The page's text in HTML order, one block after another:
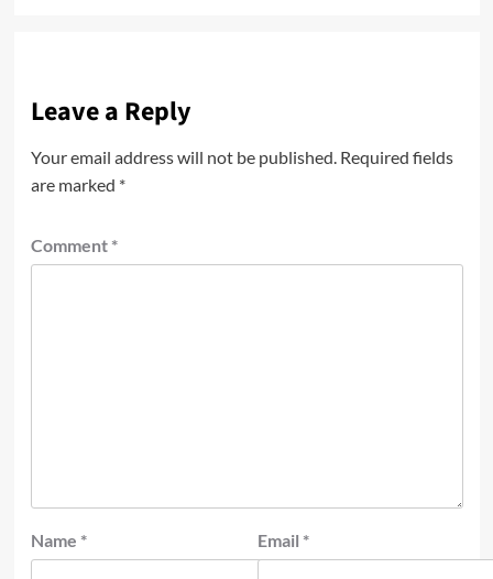
Leave a Reply
Your email address will not be published. Required fields
are marked *
Comment *
Name * Email *